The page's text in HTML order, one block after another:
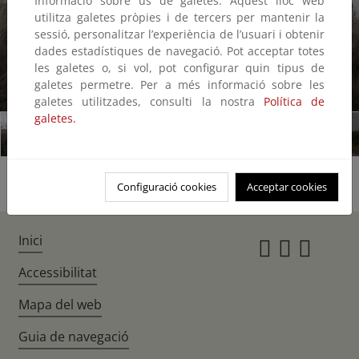
1/31
utilitza galetes pròpies i de tercers per mantenir la
sessió, personalitzar l’experiència de l’usuari i obtenir
dades estadístiques de navegació. Pot acceptar totes
les galetes o, si vol, pot configurar quin tipus de
galetes permetre. Per a més informació sobre les
galetes utilitzades, consulti la nostra Política de
galetes.
Configuració cookies Acceptar cookies
Inici
Accessibilitat
Mapa del web
Guia de navegació